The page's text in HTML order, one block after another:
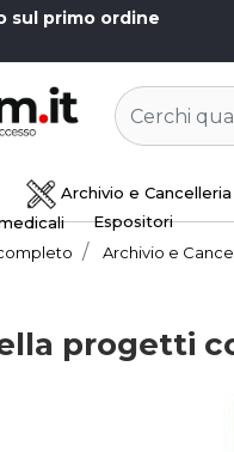
sul primo ordine
Archivio e Cancelleria
Espositori
Archivio e
progetti